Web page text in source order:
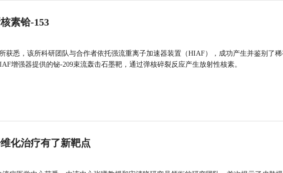
素铪-153
获悉，该所科研团队与合作者依托强流重离子加速器装置（HIAF），成功产生并鉴别了
增强器提供的铋-209束流轰击石墨靶，通过弹核碎裂反应产生放射性核素。
化治疗有了新靶点